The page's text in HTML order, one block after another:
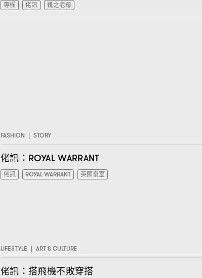
專欄 佬訊 靴之老母
FASHION | STORY
佬訊 ：ROYAL WARRANT
佬訊 ROYAL WARRANT 英國皇室
LIFESTYLE | ART & CULTURE
佬訊 ： 搭飛機不敗穿搭
I have read theprivacy policy